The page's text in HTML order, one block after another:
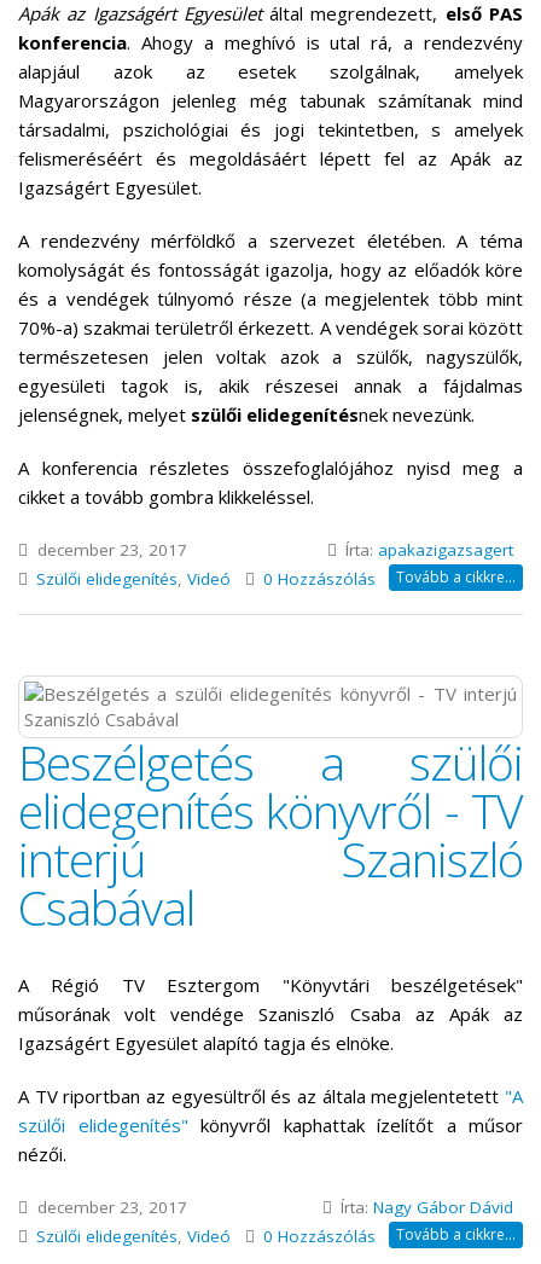
Apák az Igazságért Egyesületáltal megrendezett, első PAS
konferencia. Ahogy a meghívó is utal rá, a rendezvény
alapjául azok az esetek szolgálnak, amelyek
Magyarországon jelenleg még tabunak számítanak mind
társadalmi, pszichológiai és jogi tekintetben, s amelyek
felismeréséért és megoldásáért lépett fel az Apák az
Igazságért Egyesület.
A rendezvény mérföldkő a szervezet életében. A téma
komolyságát és fontosságát igazolja, hogy az előadók köre
és a vendégek túlnyomó része (a megjelentek több mint
70%-a) szakmai területről érkezett. A vendégek sorai között
természetesen jelen voltak azok a szülők, nagyszülők,
egyesületi tagok is, akik részesei annak a fájdalmas
jelenségnek, melyet szülői elidegenítésnek nevezünk.
A konferencia részletes összefoglalójához nyisd meg a
cikket a tovább gombra klikkeléssel.
december 23, 2017 Írta: apakazigazsagert
Szülői elidegenítés, Videó 0 Hozzászólás Tovább a cikkre...
Beszélgetés a szülői
elidegenítés könyvről - TV
interjú Szaniszló
Csabával
A Régió TV Esztergom "Könyvtári beszélgetések"
műsorának volt vendége Szaniszló Csaba az Apák az
Igazságért Egyesület alapító tagja és elnöke.
A TV riportban az egyesültről és az általa megjelentetett "A
szülői elidegenítés" könyvről kaphattak ízelítőt a műsor
nézői.
december 23, 2017 Írta: Nagy Gábor Dávid
Szülői elidegenítés, Videó 0 Hozzászólás Tovább a cikkre...